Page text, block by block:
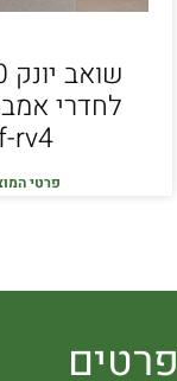
rv4
פרטי